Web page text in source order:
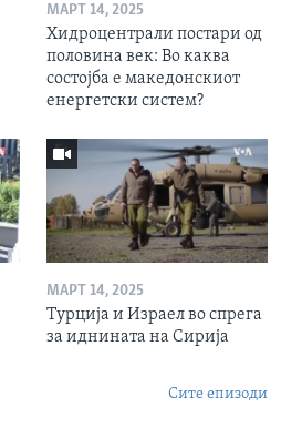
МАРТ 14, 2025
Хидроцентрали постари од
половина век: Во каква
состојба е македонскиот
енергетски систем?
МАРТ 14, 2025
Турција и Израел во спрега
за иднината на Сирија
Сите епизоди